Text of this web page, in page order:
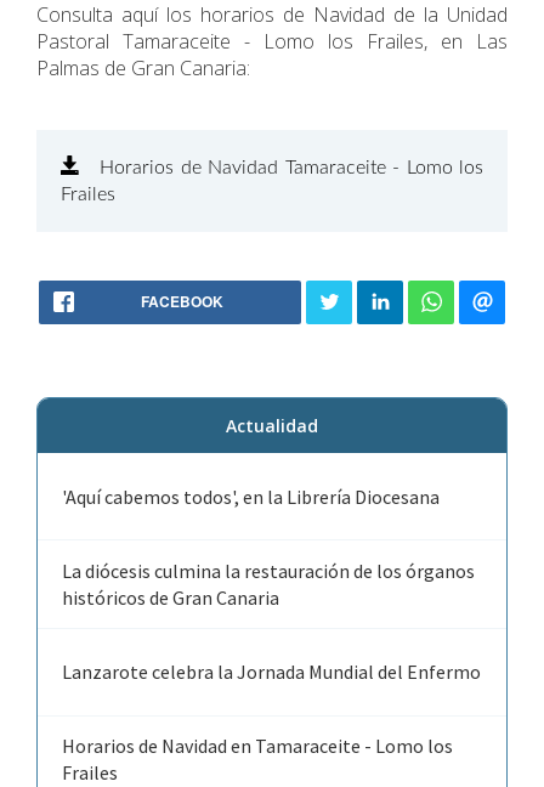
Consulta aquí los horarios de Navidad de la Unidad
Pastoral Tamaraceite - Lomo los Frailes, en Las
Palmas de Gran Canaria:
Horarios de Navidad Tamaraceite - Lomo los
Frailes
FACEBOOK
Actualidad
'Aquí cabemos todos', en la Librería Diocesana
La diócesis culmina la restauración de los órganos
históricos de Gran Canaria
Lanzarote celebra la Jornada Mundial del Enfermo
Horarios de Navidad en Tamaraceite - Lomo los
Frailes